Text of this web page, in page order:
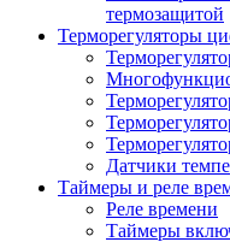
термозащитой
Терморегуляторы
Датчики
Таймеры и реле
Реле времени
Таймеры